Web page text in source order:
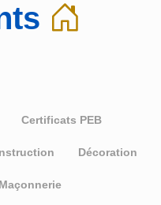
Certificats PEB
Décoration
Maçonnerie